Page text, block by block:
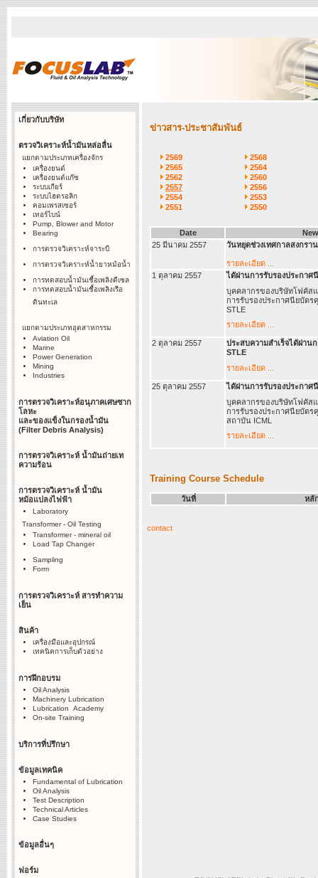
เกี่ยวกับบริษัท
ตรวจวิเคราะห์น้ำมันหล่อลื่น
แยกตามประเภทเครื่องจักร
เครื่องยนต์
เครื่องยนต์แก๊ซ
ระบบเกียร์
ระบบไฮดรอลิก
คอมเพรสเซอร์
เทอร์ไบน์
Pump, Blower and Motor
Bearing
การตรวจวิเคราะห์จาระบี
การตรวจวิเคราะห์น้ำยาหม้อน้ำ
การทดสอบน้ำมันเชื้อเพลิงดีเซล
การทดสอบน้ำมันเชื้อเพลิงเรือ
ดินทะเล
แยกตามประเภทอุตสาหกรรม
Aviation Oil
Marine
Power Generation
Mining
Industries
การตรวจวิเคราะห์อนุภาคเศษซาก
โลหะ
และของแข็งในกรองน้ำมัน
(Filter Debris Analysis)
การตรวจวิเคราะห์ น้ำมันถ่ายเท
ความร้อน
การตรวจวิเคราะห์ น้ำมัน
หม้อแปลงไฟฟ้า
Laboratory
Transformer - Oil Testing
Transformer - mineral oil
Load Tap Changer
Sampling
Form
การตรวจวิเคราะห์ สารทำความ
เย็น
สินค้า
เครื่องมือและอุปกรณ์
เทคนิคการเก็บตัวอย่าง
การฝึกอบรม
Oil Analysis
Machinery Lubrication
Lubrication Academy
On-site Training
บริการที่ปรึกษา
ข้อมูลเทคนิค
Fundamental of Lubrication
Oil Analysis
Test Description
Technical Articles
Case Studies
ข้อมูลอื่นๆ
ฟอร์ม
ข่าวสาร-ประชาสัมพันธ์
2569
2565
2562
2557
2554
2551
2568
2564
2560
2556
2553
2550
Date
25 มีนาคม 2557
วันหยุดช่วงเทศกาลสงกรา
รายละเอียด ...
1 ตุลาคม 2557
ไดัผ่านการรับรองประกา
บุคคลากรของบริษัทโฟคัส
การรับรองประกาศนียบัต
STLE
รายละเอียด ...
2 ตุลาคม 2557
ประสบความสำเร็จไดัผ่า
STLE
รายละเอียด ...
25 ตุลาคม 2557
ไดัผ่านการรับรองประกา
บุคคลากรของบริษัทโฟคัส
การรับรองประกาศนียบัตร
สถาบัน ICML
รายละเอียด ...
Training Course Schedule
วันที่ หลั
contact